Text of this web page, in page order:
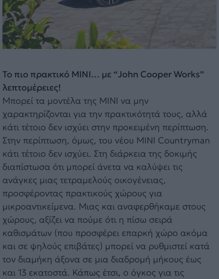
Το πιο πρακτικό MINI… με “John Cooper Works”
λεπτομέρειες!
Μπορεί τα μοντέλα της MINI να μην
χαρακτηρίζονται για την πρακτικότητά τους, αλλά
κάτι τέτοιο δεν ισχύει στην προκειμένη περίπτωση.
Στην περίπτωση, όμως, του νέου MINI Countryman
κάτι τέτοιο δεν ισχύει. Στη διάρκεια της δοκιμής
διαπίστωσα ότι μπορεί άνετα να καλύψει τις
ανάγκες μιας τετραμελούς οικογένειας,
προσφέροντας πρακτικούς χώρους για
μικροαντικείμενα. Μιας και αναφερθήκαμε στους
χώρους, αξίζει να πούμε ότι η πίσω σειρά
καθισμάτων (που προσφέρει επαρκή χώρο ακόμα
και σε ψηλούς επιβάτες) μπορεί να ρυθμιστεί κατά
τον διαμήκη άξονα σε μια διαδρομή μήκους έως
και 13 εκατοστά. Κάπως έτσι, ο όγκος για τις